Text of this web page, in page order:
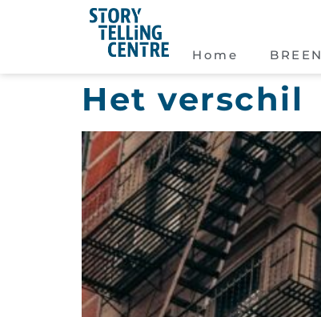
Home BREEN
Het verschil